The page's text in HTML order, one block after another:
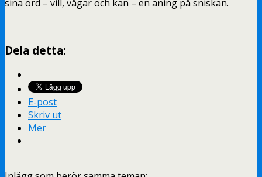
sina ord – vill, vågar och kan – en aning på sniskan.
Dela detta:
E-post
Skriv ut
Mer